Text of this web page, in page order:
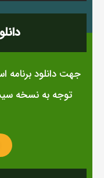
جهت دانلود برنامه
توجه به نسخه